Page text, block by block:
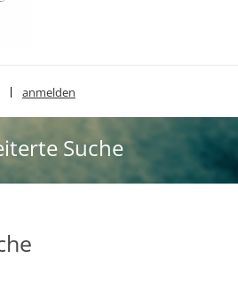
anmelden
Suche